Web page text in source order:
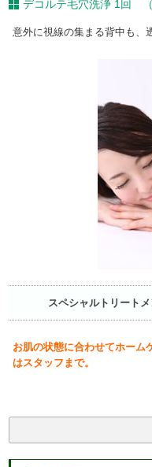
デコルテ毛穴洗浄 1回 （
意外に視線の集まる背中も、
スペシャルトリートメ
お肌の状態に合わせてホーム
はスタッフまで。